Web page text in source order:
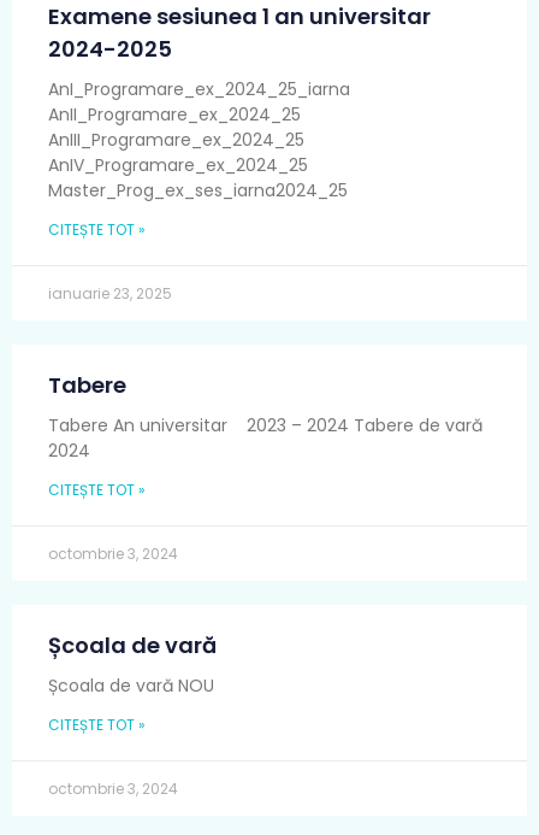
Examene sesiunea 1 an universitar
2024-2025
AnI_Programare_ex_2024_25_iarna
AnII_Programare_ex_2024_25
AnIII_Programare_ex_2024_25
AnIV_Programare_ex_2024_25
Master_Prog_ex_ses_iarna2024_25
CITEȘTE TOT »
ianuarie 23, 2025
Tabere
Tabere An universitar 2023 – 2024 Tabere de vară
2024
CITEȘTE TOT »
octombrie 3, 2024
Școala de vară
Școala de vară NOU
CITEȘTE TOT »
octombrie 3, 2024